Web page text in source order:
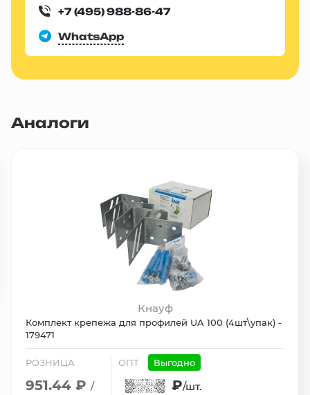
+7 (495) 988-86-47
WhatsApp
Аналоги
Кнауф
Комплект крепежа для профилей UA 100 (4шт\упак) -
179471
РОЗНИЦА
951.44 ₽ /
ОПТ Выгодно
₽/шт.